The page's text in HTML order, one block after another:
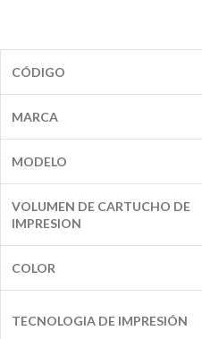
CÓDIGO
MARCA
MODELO
VOLUMEN DE CARTUCHO DE
IMPRESION
COLOR
TECNOLOGIA DE IMPRESIÓN